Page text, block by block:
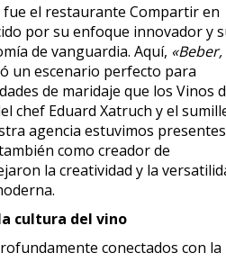
el restaurante Compartir en
por su enfoque innovador y
de vanguardia. Aquí, «Beber,
un escenario perfecto para
de maridaje que los Vinos
chef Eduard Xatruch y el
agencia estuvimos
como creador de
la creatividad y la
cultura del vino
conectados con la